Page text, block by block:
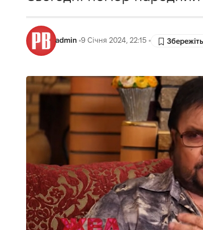
admin 9 Січня 2024, 22:15